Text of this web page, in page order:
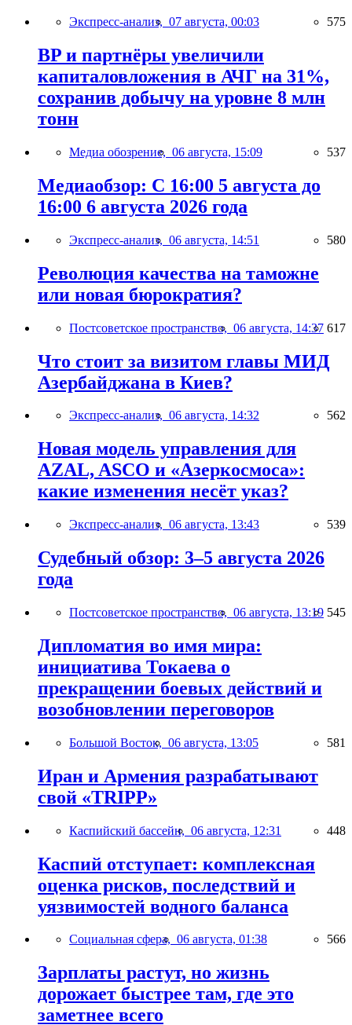
Экспресс-анализ, 07 августа, 00:03 575
BP и партнёры увеличили
капиталовложения в АЧГ на 31%,
сохранив добычу на уровне 8 млн
тонн
Медиа обозрение, 06 августа, 15:09 537
Медиаобзор: С 16:00 5 августа до
16:00 6 августа 2026 года
Экспресс-анализ, 06 августа, 14:51 580
Революция качества на таможне
или новая бюрократия?
Постсоветское пространство, 06 августа, 14:37 617
Что стоит за визитом главы МИД
Азербайджана в Киев?
Экспресс-анализ, 06 августа, 14:32 562
Новая модель управления для
AZAL, ASCO и «Азеркосмоса»:
какие изменения несёт указ?
Экспресс-анализ, 06 августа, 13:43 539
Судебный обзор: 3–5 августа 2026
года
Постсоветское пространство, 06 августа, 13:19 545
Дипломатия во имя мира:
инициатива Токаева о
прекращении боевых действий и
возобновлении переговоров
Большой Восток, 06 августа, 13:05 581
Иран и Армения разрабатывают
свой «TRIPP»
Каспийский бассейн, 06 августа, 12:31 448
Каспий отступает: комплексная
оценка рисков, последствий и
уязвимостей водного баланса
Социальная сфера, 06 августа, 01:38 566
Зарплаты растут, но жизнь
дорожает быстрее там, где это
заметнее всего